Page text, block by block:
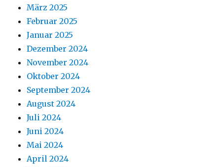
März 2025
Februar 2025
Januar 2025
Dezember 2024
November 2024
Oktober 2024
September 2024
August 2024
Juli 2024
Juni 2024
Mai 2024
April 2024